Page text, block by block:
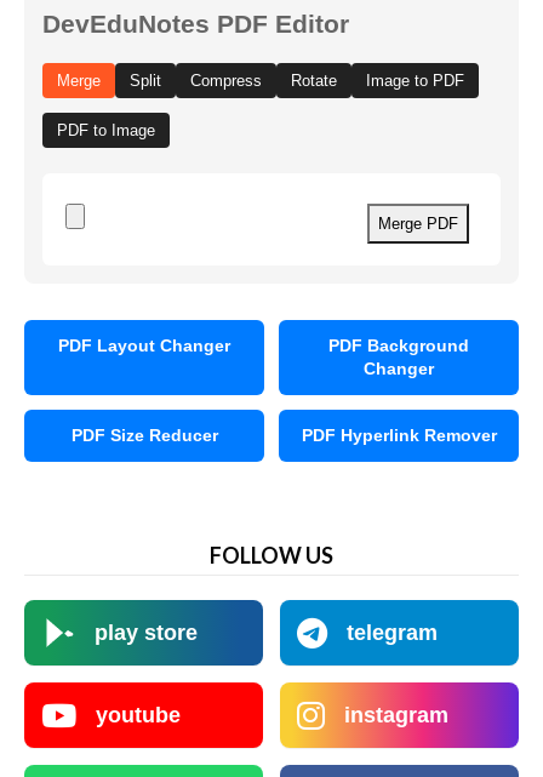
DevEduNotes PDF Editor
Merge Split Compress Rotate Image to PDF
PDF to Image
Merge PDF
PDF Layout Changer
PDF Background
Changer
PDF Size Reducer PDF Hyperlink Remover
FOLLOW US
play store telegram
youtube instagram